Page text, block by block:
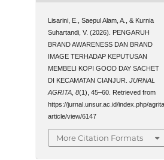
Lisarini, E., Saepul Alam, A., & Kurnia
Suhartandi, V. (2026). PENGARUH
BRAND AWARENESS DAN BRAND
IMAGE TERHADAP KEPUTUSAN
MEMBELI KOPI GOOD DAY SACHET
DI KECAMATAN CIANJUR.JURNAL
AGRITA,8(1), 45–60. Retrieved from
https://jurnal.unsur.ac.id/index.php/
article/view/6147
More Citation Formats